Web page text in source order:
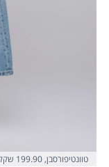
טוונטיפורסבן, 199.90 שקלים (צילום: עדי שנפיק)